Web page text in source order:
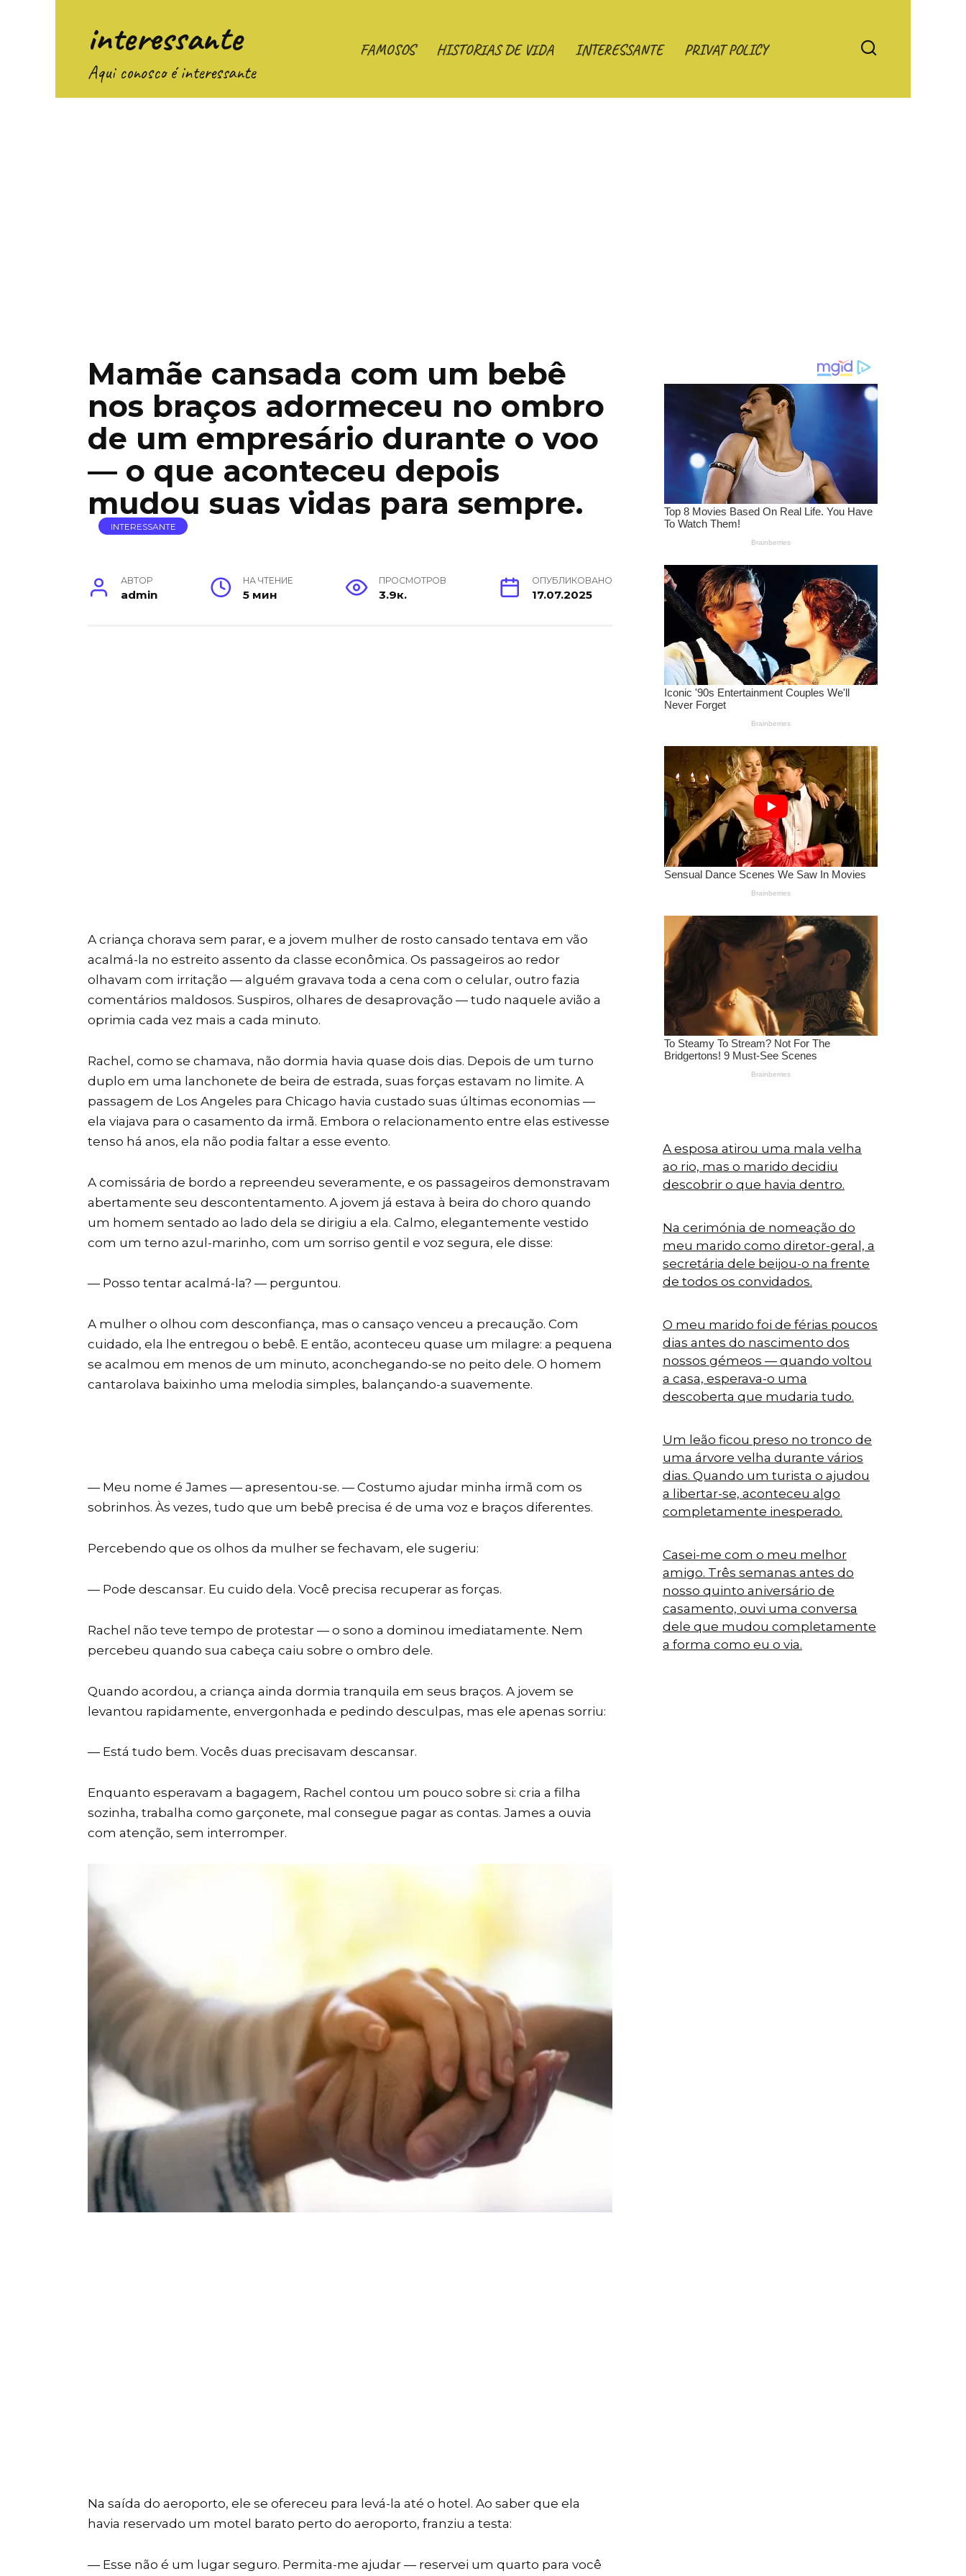
interessante
Aqui conosco é interessante
FAMOSOS HISTORIAS DE VIDA INTERESSANTE PRIVAT POLICY
Mamãe cansada com um bebê
nos braços adormeceu no ombro
de um empresário durante o voo
— o que aconteceu depois
mudou suas vidas para sempre.
INTERESSANTE
АВТОР
admin
НА ЧТЕНИЕ
5 мин
ПРОСМОТРОВ
3.9к.
ОПУБЛИКОВАНО
17.07.2025
A criança chorava sem parar, e a jovem mulher de rosto cansado tentava em vão
acalmá-la no estreito assento da classe econômica. Os passageiros ao redor
olhavam com irritação — alguém gravava toda a cena com o celular, outro fazia
comentários maldosos. Suspiros, olhares de desaprovação — tudo naquele avião a
oprimia cada vez mais a cada minuto.
Rachel, como se chamava, não dormia havia quase dois dias. Depois de um turno
duplo em uma lanchonete de beira de estrada, suas forças estavam no limite. A
passagem de Los Angeles para Chicago havia custado suas últimas economias —
ela viajava para o casamento da irmã. Embora o relacionamento entre elas estivesse
tenso há anos, ela não podia faltar a esse evento.
A comissária de bordo a repreendeu severamente, e os passageiros demonstravam
abertamente seu descontentamento. A jovem já estava à beira do choro quando
um homem sentado ao lado dela se dirigiu a ela. Calmo, elegantemente vestido
com um terno azul-marinho, com um sorriso gentil e voz segura, ele disse:
— Posso tentar acalmá-la? — perguntou.
A mulher o olhou com desconfiança, mas o cansaço venceu a precaução. Com
cuidado, ela lhe entregou o bebê. E então, aconteceu quase um milagre: a pequena
se acalmou em menos de um minuto, aconchegando-se no peito dele. O homem
cantarolava baixinho uma melodia simples, balançando-a suavemente.
— Meu nome é James — apresentou-se. — Costumo ajudar minha irmã com os
sobrinhos. Às vezes, tudo que um bebê precisa é de uma voz e braços diferentes.
Percebendo que os olhos da mulher se fechavam, ele sugeriu:
— Pode descansar. Eu cuido dela. Você precisa recuperar as forças.
Rachel não teve tempo de protestar — o sono a dominou imediatamente. Nem
percebeu quando sua cabeça caiu sobre o ombro dele.
Quando acordou, a criança ainda dormia tranquila em seus braços. A jovem se
levantou rapidamente, envergonhada e pedindo desculpas, mas ele apenas sorriu:
— Está tudo bem. Vocês duas precisavam descansar.
Enquanto esperavam a bagagem, Rachel contou um pouco sobre si: cria a filha
sozinha, trabalha como garçonete, mal consegue pagar as contas. James a ouvia
com atenção, sem interromper.
Na saída do aeroporto, ele se ofereceu para levá-la até o hotel. Ao saber que ela
havia reservado um motel barato perto do aeroporto, franziu a testa:
— Esse não é um lugar seguro. Permita-me ajudar — reservei um quarto para você
A esposa atirou uma mala velha
ao rio, mas o marido decidiu
descobrir o que havia dentro.
Na cerimónia de nomeação do
meu marido como diretor-geral, a
secretária dele beijou-o na frente
de todos os convidados.
O meu marido foi de férias poucos
dias antes do nascimento dos
nossos gémeos — quando voltou
a casa, esperava-o uma
descoberta que mudaria tudo.
Um leão ficou preso no tronco de
uma árvore velha durante vários
dias. Quando um turista o ajudou
a libertar-se, aconteceu algo
completamente inesperado.
Casei-me com o meu melhor
amigo. Três semanas antes do
nosso quinto aniversário de
casamento, ouvi uma conversa
dele que mudou completamente
a forma como eu o via.